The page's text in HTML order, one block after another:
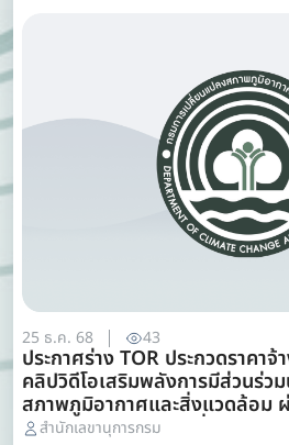
25 ธ.ค. 68 43
ประกาศร่าง TOR ประกวดราคา
คลิปวิดีโอเสริมพลังการมีส่วนร่ว
สภาพภูมิอากาศและสิ่งแวดล้อม
ทางสถานีโทรทัศน์และสื่อออนไลน์
สำนักเลขานุการกรม